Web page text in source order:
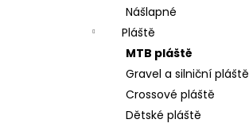
Nášlapné
Pláště
MTB pláště
Gravel a silniční pláště
Crossové pláště
Dětské pláště